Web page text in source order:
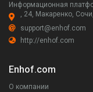
Информационная
, 24, Макаренко,
support@enhof.com
http://enhof.com
Enhof.com
О компании